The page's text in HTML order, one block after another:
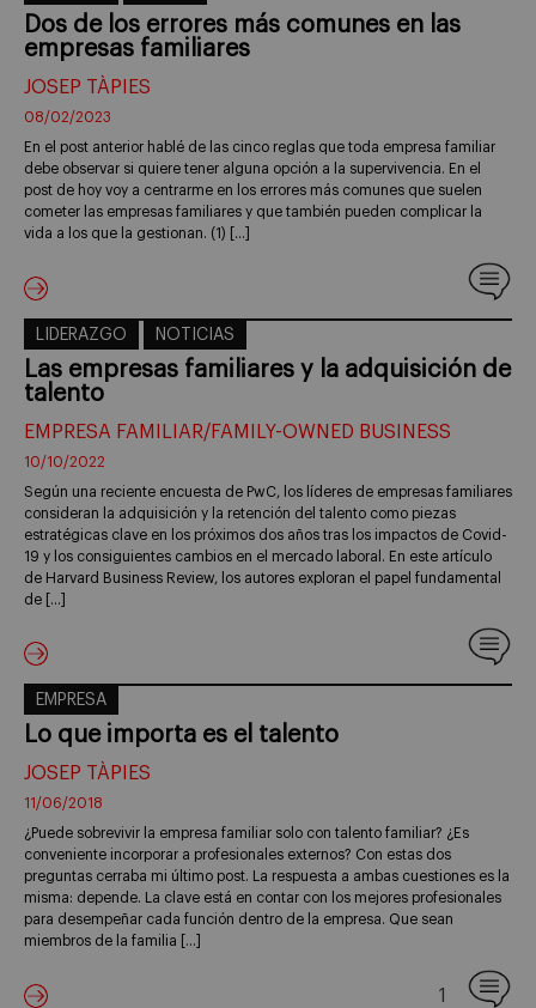
Dos de los errores más comunes en las
empresas familiares
JOSEP TÀPIES
08/02/2023
En el post anterior hablé de las cinco reglas que toda empresa familiar
debe observar si quiere tener alguna opción a la supervivencia. En el
post de hoy voy a centrarme en los errores más comunes que suelen
cometer las empresas familiares y que también pueden complicar la
vida a los que la gestionan. (1) […]
LIDERAZGO NOTICIAS
Las empresas familiares y la adquisición de
talento
EMPRESA FAMILIAR/FAMILY-OWNED BUSINESS
10/10/2022
Según una reciente encuesta de PwC, los líderes de empresas familiares
consideran la adquisición y la retención del talento como piezas
estratégicas clave en los próximos dos años tras los impactos de Covid-
19 y los consiguientes cambios en el mercado laboral. En este artículo
de Harvard Business Review, los autores exploran el papel fundamental
de […]
EMPRESA
Lo que importa es el talento
JOSEP TÀPIES
11/06/2018
¿Puede sobrevivir la empresa familiar solo con talento familiar? ¿Es
conveniente incorporar a profesionales externos? Con estas dos
preguntas cerraba mi último post. La respuesta a ambas cuestiones es la
misma: depende. La clave está en contar con los mejores profesionales
para desempeñar cada función dentro de la empresa. Que sean
miembros de la familia […]
1